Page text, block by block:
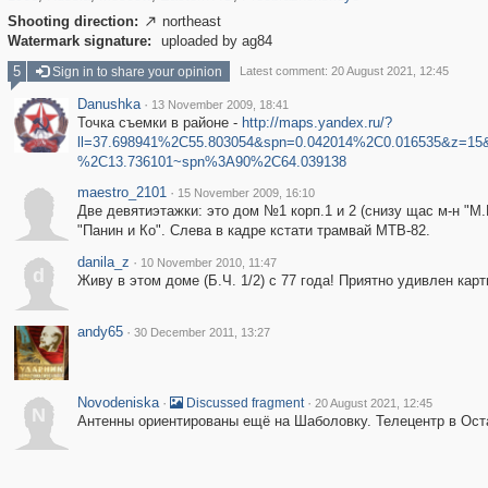
Shooting direction:  northeast
Watermark signature:
uploaded by ag84
5 Sign in to share your opinion Latest comment: 20 August 2021, 12:45
Danushka · 13 November 2009, 18:41
Точка съемки в районе - http://maps.yandex.ru/?
%2C13.736101~spn%3A90%2C64.039138
maestro_2101 · 15 November 2009, 16:10
Две девятиэтажки: это дом №1 корп.1 и 2 (снизу щас м-н
"Панин и Ко". Слева в кадре кстати трамвай МТВ-82.
d
danila_z · 10 November 2010, 11:47
Живу в этом доме (Б.Ч. 1/2) с 77 года! Приятно удивлен
andy65 · 30 December 2011, 13:27
N
Novodeniska · Discussed fragment · 20 August 2021, 12:45
Антенны ориентированы ещё на Шаболовку. Телецентр в